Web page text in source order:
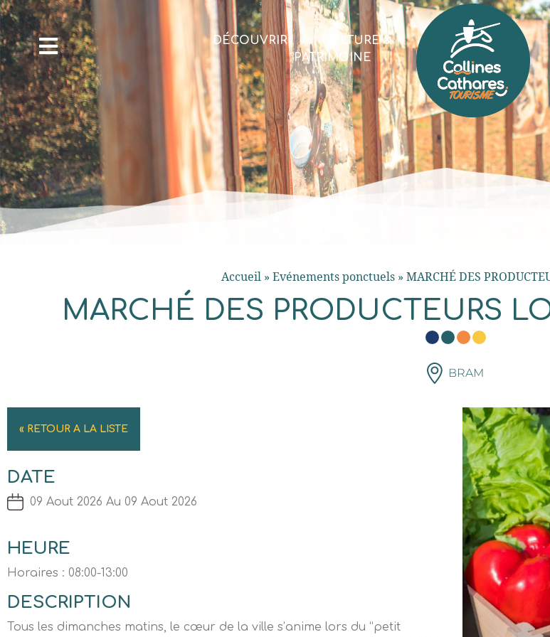
DÉCOUVRIR
CULTURE &
PATRIMOINE
Accueil» Evénements ponctuels» MARCHÉ DES
MARCHÉ DES PRODUCTEURS
BRAM
« RETOUR A LA LISTE
DATE
09 Aout 2026 Au 09 Aout 2026
HEURE
Horaires : 08:00-13:00
DESCRIPTION
Tous les dimanches matins, le cœur de la ville s’anime lors du “petit